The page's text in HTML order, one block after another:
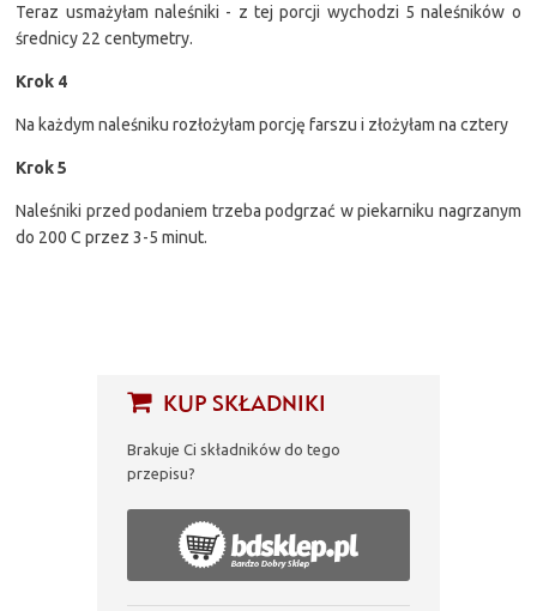
KUP SKŁADNIKI
Brakuje Ci składników do tego
przepisu?
Teraz usmażyłam naleśniki - z tej porcji wychodzi 5 naleśników o
średnicy 22 centymetry.
Krok 4
Na każdym naleśniku rozłożyłam porcję farszu i złożyłam na cztery
Krok 5
Naleśniki przed podaniem trzeba podgrzać w piekarniku nagrzanym
do 200 C przez 3-5 minut.